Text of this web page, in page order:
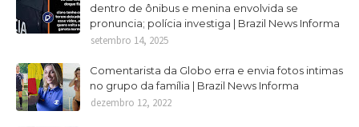
dentro de ônibus e menina envolvida se
pronuncia; polícia investiga | Brazil News Informa
setembro 14, 2025
Comentarista da Globo erra e envia fotos intimas
no grupo da família | Brazil News Informa
dezembro 12, 2022